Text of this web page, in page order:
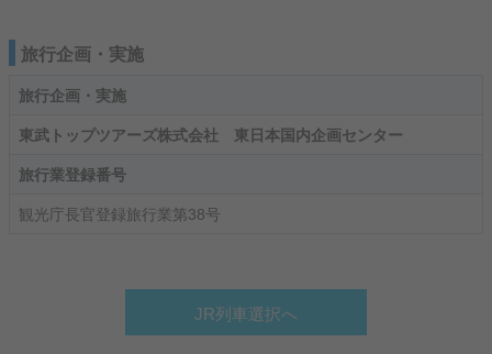
旅行企画・実施
旅行企画・実施
東武トップツアーズ株式会社 東日本国内企画センター
旅行業登録番号
観光庁長官登録旅行業第38号
JR列車選択へ